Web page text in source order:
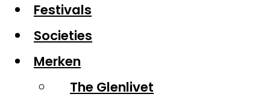
Festivals
Societies
Merken
The Glenlivet